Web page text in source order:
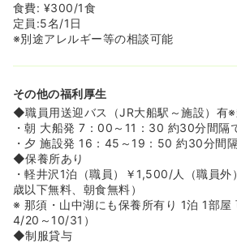
食費: ¥300/1食
定員:5名/1日
※別途アレルギー等の相談可能
その他の福利厚生
◆職員用送迎バス（JR大船駅～施設）有
・朝 大船発 7：00～11：30 約30分間隔
・夕 施設発 16：45～19：50 約30分間
◆保養所あり
・軽井沢1泊（職員）￥1,500/人（職員
歳以下無料、朝食無料）
※ 那須・山中湖にも保養所有り 1泊 1部屋
4/20～10/31）
◆制服貸与